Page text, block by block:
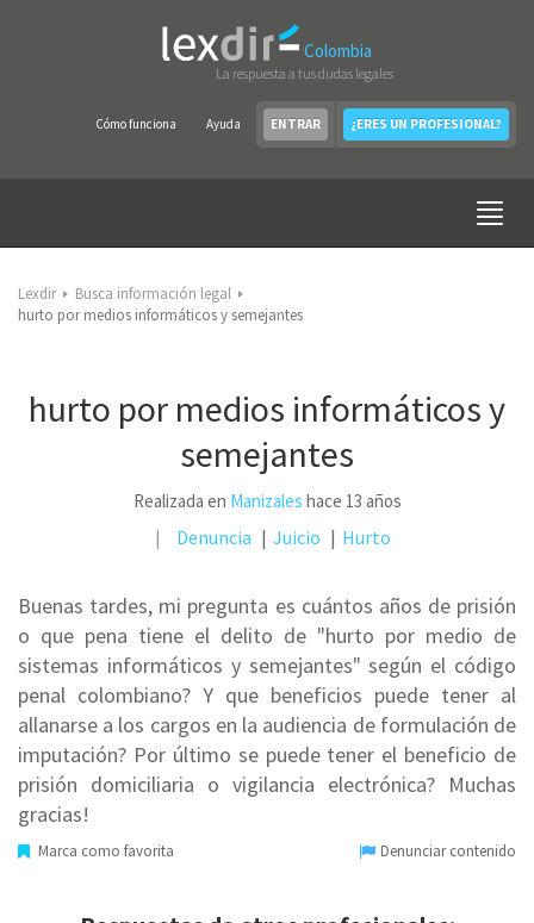
Colombia
La respuesta a tus dudas legales
Cómo funciona Ayuda ENTRAR ¿ERES UN PROFESIONAL?
Lexdir
Busca información legal
hurto por medios informáticos y semejantes
hurto por medios informáticos y
semejantes
Realizada en Manizales hace 13 años
Denuncia Juicio Hurto
Buenas tardes, mi pregunta es cuántos años de prisión
o que pena tiene el delito de "hurto por medio de
sistemas informáticos y semejantes" según el código
penal colombiano? Y que beneficios puede tener al
allanarse a los cargos en la audiencia de formulación de
imputación? Por último se puede tener el beneficio de
prisión domiciliaria o vigilancia electrónica? Muchas
gracias!
Marca como favorita Denunciar contenido